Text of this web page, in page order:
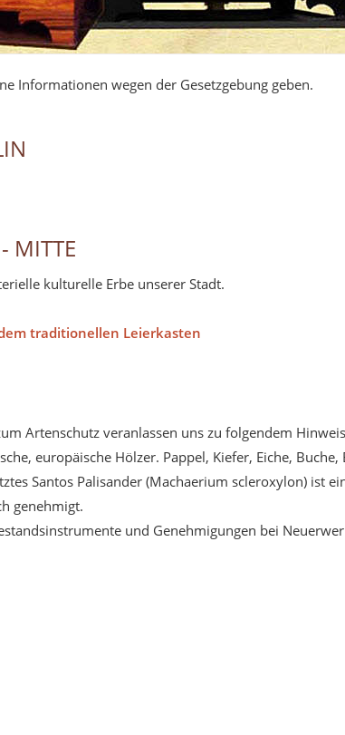
Informationen wegen der Gesetzgebung geben.
MITTE
kulturelle Erbe unserer Stadt.
traditionellen Leierkasten
Artenschutz veranlassen uns zu folgendem
europäische Hölzer. Pappel, Kiefer, Eiche, Buche,
Santos Palisander (Machaerium scleroxylon) ist
genehmigt.
und Genehmigungen bei